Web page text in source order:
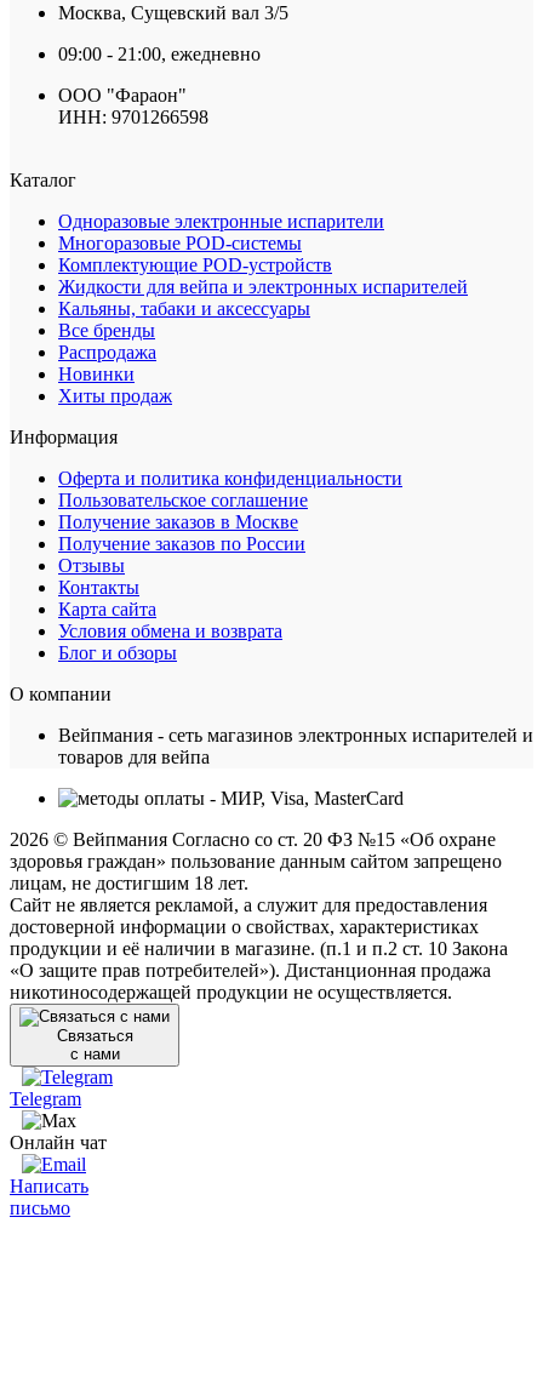
Москва, Сущевский вал 3/5
09:00 - 21:00, ежедневно
ООО "Фараон"
ИНН: 9701266598
Каталог
Одноразовые электронные испарители
Многоразовые POD-системы
Комплектующие POD-устройств
Жидкости для вейпа и электронных испарителей
Кальяны, табаки и аксессуары
Все бренды
Распродажа
Новинки
Хиты продаж
Информация
Оферта и политика конфиденциальности
Пользовательское соглашение
Получение заказов в Москве
Получение заказов по России
Отзывы
Контакты
Карта сайта
Условия обмена и возврата
Блог и обзоры
О компании
Вейпмания - сеть магазинов электронных испарителей и
товаров для вейпа
2026 © Вейпмания Согласно со ст. 20 ФЗ №15 «Об охране
здоровья граждан» пользование данным сайтом запрещено
лицам, не достигшим 18 лет.
Сайт не является рекламой, а служит для предоставления
достоверной информации о свойствах, характеристиках
продукции и её наличии в магазине. (п.1 и п.2 ст. 10 Закона
«О защите прав потребителей»). Дистанционная продажа
никотиносодержащей продукции не осуществляется.
Связаться
с нами
Telegram
Онлайн чат
Написать
письмо